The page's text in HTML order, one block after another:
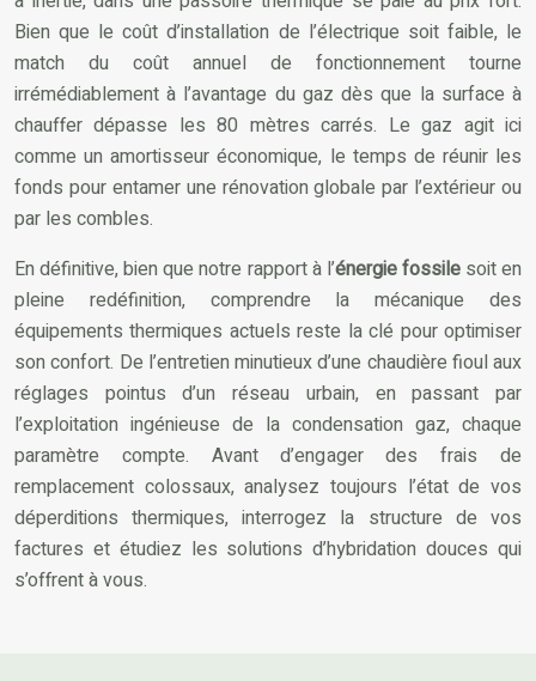
Bien que le coût d’installation de l’électrique soit faible, le
match du coût annuel de fonctionnement tourne
irrémédiablement à l’avantage du gaz dès que la surface à
chauffer dépasse les 80 mètres carrés. Le gaz agit ici
comme un amortisseur économique, le temps de réunir les
fonds pour entamer une rénovation globale par l’extérieur ou
par les combles.
En définitive, bien que notre rapport à l’énergie fossilesoit en
pleine redéfinition, comprendre la mécanique des
équipements thermiques actuels reste la clé pour optimiser
son confort. De l’entretien minutieux d’une chaudière fioul aux
réglages pointus d’un réseau urbain, en passant par
l’exploitation ingénieuse de la condensation gaz, chaque
paramètre compte. Avant d’engager des frais de
remplacement colossaux, analysez toujours l’état de vos
déperditions thermiques, interrogez la structure de vos
factures et étudiez les solutions d’hybridation douces qui
s’offrent à vous.